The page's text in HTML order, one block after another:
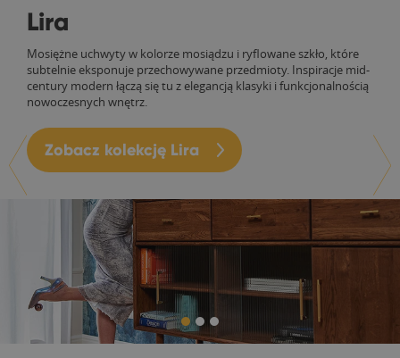
Lira
Mosiężne uchwyty w kolorze mosiądzu i ryflowane szkło, które
subtelnie eksponuje przechowywane przedmioty. Inspiracje mid-
century modern łączą się tu z elegancją klasyki i funkcjonalnością
nowoczesnych wnętrz.
Zobacz kolekcję Lira